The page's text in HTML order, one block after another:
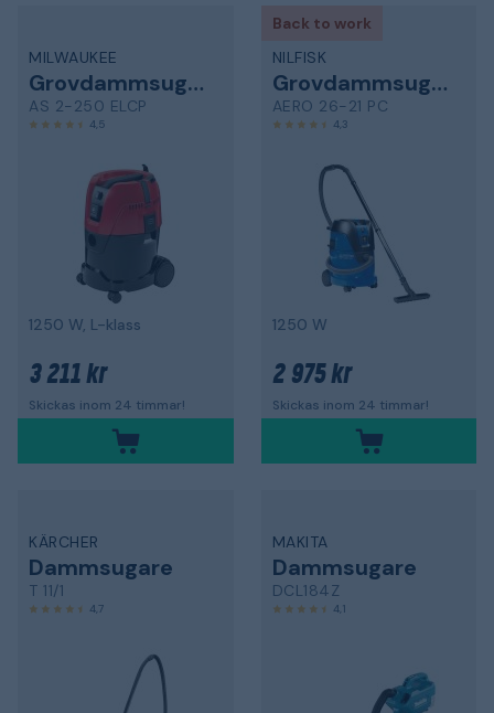
MILWAUKEE
Grovdammsugare
AS 2-250 ELCP
4,5
1250 W, L-klass
3 211 kr
Skickas inom 24 timmar!
Back to work
NILFISK
Grovdammsugare
AERO 26-21 PC
4,3
1250 W
2 975 kr
Skickas inom 24 timmar!
KÄRCHER
Dammsugare
T 11/1
4,7
MAKITA
Dammsugare
DCL184Z
4,1